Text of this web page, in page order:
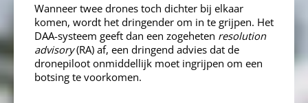
Wanneer twee drones toch dichter bij elkaar
komen, wordt het dringender om in te grijpen. Het
DAA-systeem geeft dan een zogeheten resolution
advisory(RA) af, een dringend advies dat de
dronepiloot onmiddellijk moet ingrijpen om een
botsing te voorkomen.